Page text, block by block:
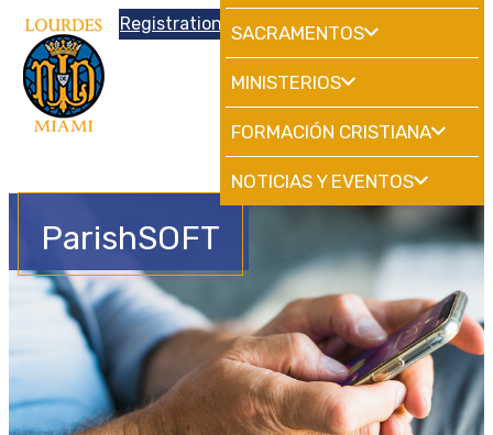
Donations Registration | School HdMiami
SACRAMENTOS
MINISTERIOS
FORMACIÓN CRISTIANA
NOTICIAS Y EVENTOS
ParishSOFT